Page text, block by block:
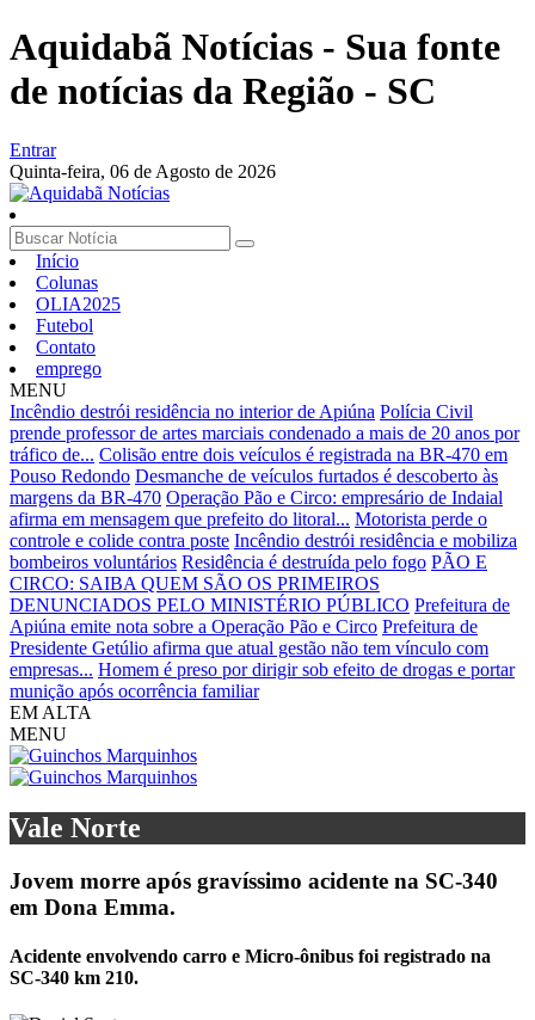
Aquidabã Notícias - Sua fonte
de notícias da Região - SC
Entrar
Quinta-feira, 06 de Agosto de 2026
Início
Colunas
OLIA2025
Futebol
Contato
emprego
MENU
Incêndio destrói residência no interior de Apiúna Polícia Civil
prende professor de artes marciais condenado a mais de 20 anos por
tráfico de... Colisão entre dois veículos é registrada na BR-470 em
Pouso Redondo Desmanche de veículos furtados é descoberto às
margens da BR-470 Operação Pão e Circo: empresário de Indaial
afirma em mensagem que prefeito do litoral... Motorista perde o
controle e colide contra poste Incêndio destrói residência e mobiliza
bombeiros voluntários Residência é destruída pelo fogo PÃO E
CIRCO: SAIBA QUEM SÃO OS PRIMEIROS
DENUNCIADOS PELO MINISTÉRIO PÚBLICO Prefeitura de
Apiúna emite nota sobre a Operação Pão e Circo Prefeitura de
Presidente Getúlio afirma que atual gestão não tem vínculo com
empresas... Homem é preso por dirigir sob efeito de drogas e portar
munição após ocorrência familiar
EM ALTA
MENU
Vale Norte
Jovem morre após gravíssimo acidente na SC-340
em Dona Emma.
Acidente envolvendo carro e Micro-ônibus foi registrado na
SC-340 km 210.